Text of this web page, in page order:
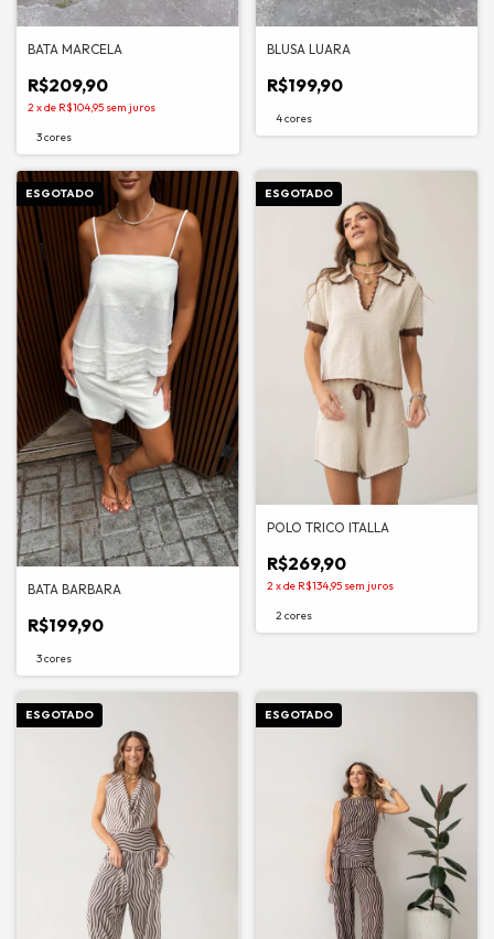
BATA MARCELA
R$209,90
2xde R$104,95 sem juros
3 cores
BLUSA LUARA
R$199,90
4 cores
ESGOTADO
BATA BARBARA
R$199,90
3 cores
ESGOTADO
POLO TRICO ITALLA
R$269,90
2xde R$134,95 sem juros
2 cores
ESGOTADO ESGOTADO